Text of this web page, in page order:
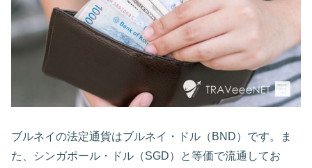
ブルネイの法定通貨はブルネイ・ドル（BND）です。ま
た、シンガポール・ドル（SGD）と等価で流通してお